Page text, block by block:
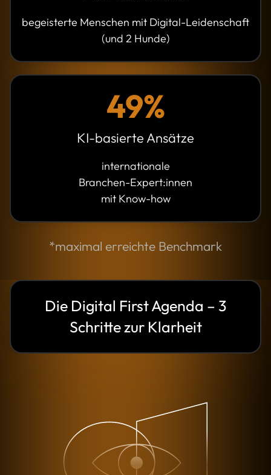
begeisterte Menschen mit Digital-Leidenschaft
(und 2 Hunde)
49%
KI-basierte Ansätze
internationale
Branchen-Expert:innen
mit Know-how
*maximal erreichte Benchmark
Die Digital First Agenda – 3
Schritte zur Klarheit